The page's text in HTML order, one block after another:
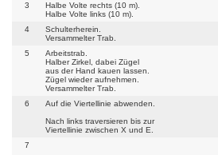
3
Halbe Volte rechts (10 m).
Halbe Volte links (10 m).
4
Schulterherein.
Versammelter Trab.
5
Arbeitstrab.
Halber Zirkel, dabei Zügel
aus der Hand kauen lassen.
Zügel wieder aufnehmen.
Versammelter Trab.
6
Auf die Viertellinie abwenden.
Nach links traversieren bis zur
Viertellinie zwischen X und E.
7